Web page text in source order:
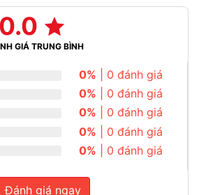
0.0
GIÁ TRUNG BÌNH
0% | 0 đánh giá
0% | 0 đánh giá
0% | 0 đánh giá
0% | 0 đánh giá
0% | 0 đánh giá
Đánh giá ngay